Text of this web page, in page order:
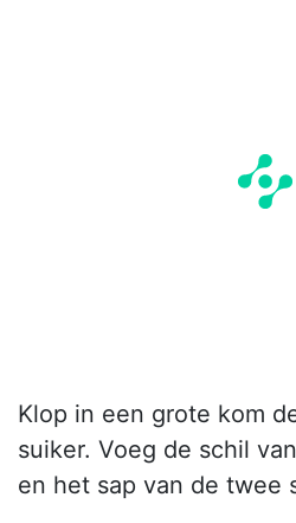
Klop in een grote kom
suiker. Voeg de schil
en het sap van de twee